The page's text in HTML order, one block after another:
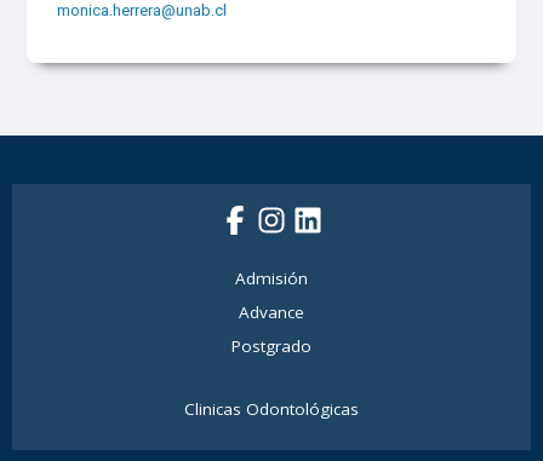
monica.herrera@unab.cl